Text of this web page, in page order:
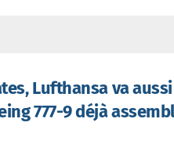
Lufthansa va
777-9 déjà